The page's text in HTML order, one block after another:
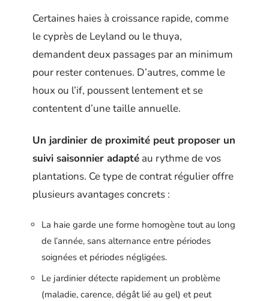
Certaines haies à croissance rapide, comme
le cyprès de Leyland ou le thuya,
demandent deux passages par an minimum
pour rester contenues. D’autres, comme le
houx ou l’if, poussent lentement et se
contentent d’une taille annuelle.
Un jardinier de proximité peut proposer un
suivi saisonnier adapté au rythme de vos
plantations. Ce type de contrat régulier offre
plusieurs avantages concrets :
La haie garde une forme homogène tout au long
de l’année, sans alternance entre périodes
soignées et périodes négligées.
Le jardinier détecte rapidement un problème
(maladie, carence, dégât lié au gel) et peut